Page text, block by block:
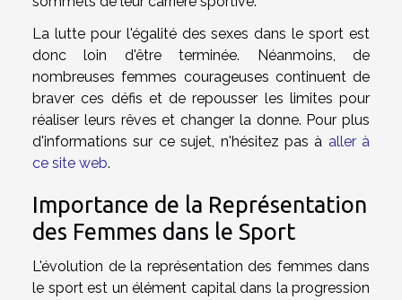
La lutte pour l'égalité des sexes dans le sport est
donc loin d'être terminée. Néanmoins, de
nombreuses femmes courageuses continuent de
braver ces défis et de repousser les limites pour
réaliser leurs rêves et changer la donne. Pour plus
d'informations sur ce sujet, n'hésitez pas à aller à
ce site web.
Importance de la Représentation
des Femmes dans le Sport
L'évolution de la représentation des femmes dans
le sport est un élément capital dans la progression